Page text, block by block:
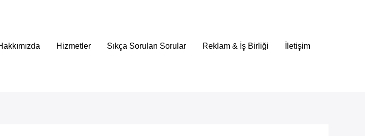
Hizmetler Sıkça Sorulan Sorular Reklam & İş Birliği İletişim